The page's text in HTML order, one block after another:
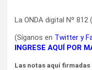
La ONDA digital Nº 812
(Síganos en Twitter y
INGRESE AQUÍ POR
Las notas aquí